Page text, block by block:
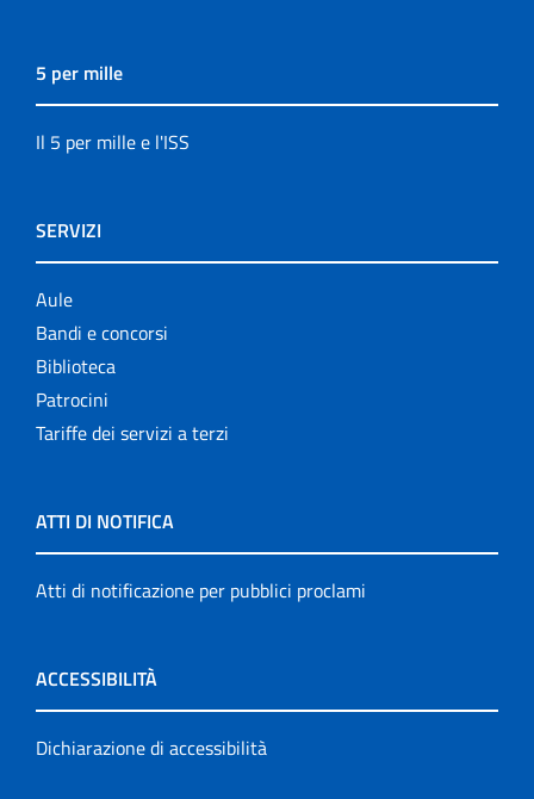
5 per mille
Il 5 per mille e l'ISS
SERVIZI
Aule
Bandi e concorsi
Biblioteca
Patrocini
Tariffe dei servizi a terzi
ATTI DI NOTIFICA
Atti di notificazione per pubblici proclami
ACCESSIBILITÀ
Dichiarazione di accessibilità